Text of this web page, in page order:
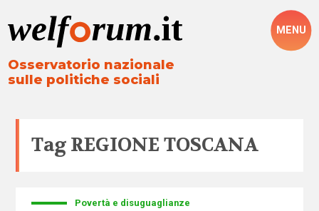
Osservatorio nazionale
sulle politiche sociali
MENU
Tag REGIONE TOSCANA
Povertà e disuguaglianze